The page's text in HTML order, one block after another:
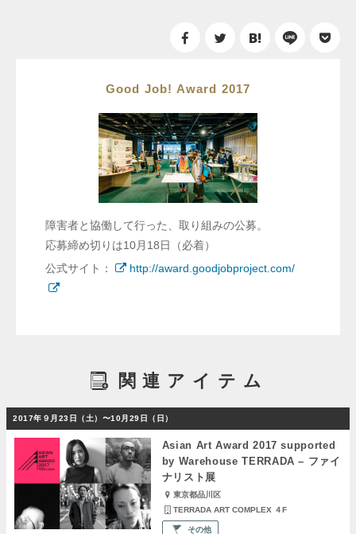
Good Job! Award 2017
障害者と協働して行った、取り組みの公募。
応募締め切りは10月18日（必着）
公式サイト：
http://award.goodjobproject.com/
関連アイテム
2017年９月23日（土）〜10月29日（日）
Asian Art Award 2017 supported
by Warehouse TERRADA – ファイ
ナリスト展
東京都品川区
TERRADA ART COMPLEX ４F
その他